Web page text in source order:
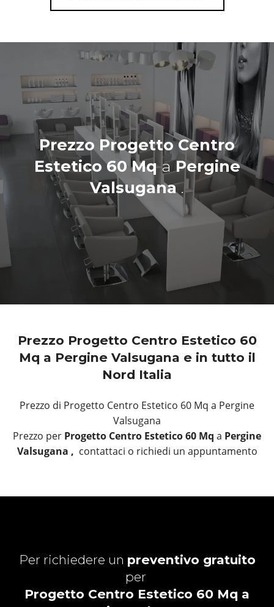
Prezzo Progetto Centro
Estetico 60 MqaPergine
Valsugana.
Prezzo Progetto Centro Estetico 60
Mq a Pergine Valsugana e in tutto il
Nord Italia
Prezzo di Progetto Centro Estetico 60 Mq a Pergine
Valsugana
Prezzo per Progetto Centro Estetico 60 Mq a Pergine
Valsugana , contattaci o richiedi un appuntamento
Per richiedere un preventivo gratuito
per
Progetto Centro Estetico 60 Mq a